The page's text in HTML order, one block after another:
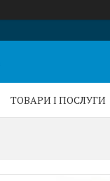
ТОВАРИ І ПОСЛУГИ